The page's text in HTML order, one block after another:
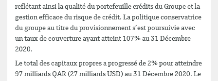
reflétant ainsi la qualité du portefeuille crédits du Groupe et la
gestion efficace du risque de crédit. La politique conservatrice
du groupe au titre du provisionnement s’est poursuivie avec
un taux de couverture ayant atteint 107% au 31 Décembre
2020.
Le total des capitaux propres a progressé de 2% pour atteindre
97 milliards QAR (27 milliards USD) au 31 Décembre 2020. Le